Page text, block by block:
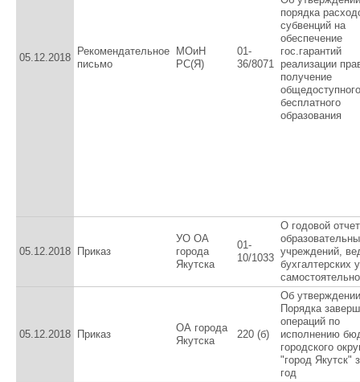
05.12.2018
Рекомендательное
письмо
МОиН
РС(Я)
01-
36/8071
порядка
субвенций на
обеспечение
гос.гарантий
реализации
получение
бесплатного
образования
05.12.2018 Приказ
УО ОА
города
Якутска
01-
10/1033
О годовой
учреждений,
бухгалтерских
самостоятельно
05.12.2018 Приказ
ОА города
Якутска
220 (б)
Об утверждении
Порядка
операций по
исполнению
городского
"город Якутск"
год